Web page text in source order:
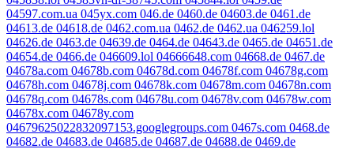
04597.com.ua 045yx.com 046.de 0460.de 04603.de 0461.de
04613.de 04618.de 0462.com.ua 0462.de 0462.ua 046259.lol
04626.de 0463.de 04639.de 0464.de 04643.de 0465.de 04651.de
04654.de 0466.de 046609.lol 04666648.com 04668.de 0467.de
04678a.com 04678b.com 04678d.com 04678f.com 04678g.com
04678h.com 04678j.com 04678k.com 04678m.com 04678n.com
04678q.com 04678s.com 04678u.com 04678v.com 04678w.com
04678x.com 04678y.com
04679625022832097153.googlegroups.com 0467s.com 0468.de
04682.de 04683.de 04685.de 04687.de 04688.de 0469.de